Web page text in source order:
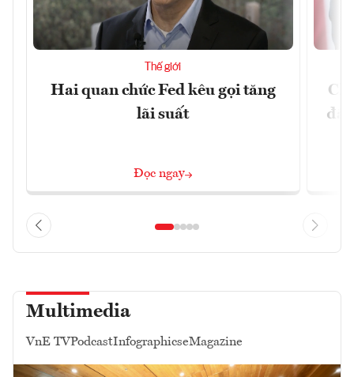
Thế giới
Hai quan chức Fed kêu gọi tăng
lãi suất
Đọc ngay
đã
Multimedia
VnE TVPodcastInfographicseMagazine